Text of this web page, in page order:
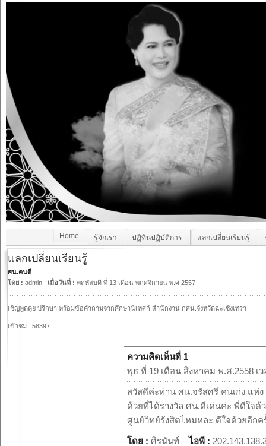
Home รู้จักเรา ปฏิทินปฏิบัติการ แลกเปลี่ยนเรียนรู้
แลกเปลี่ยนเรียนรู้
ศน.คนดี
โดย : admin เมื่อวันที่ : พฤหัสบดี ที่ 13 เดือน พฤศจิกายน พ.ศ.2557
เชิญพูดคุย ปรึกษา พร้อมข้อคำถามจากศึกษานิเทศก์ สำนักงาน กศน.จังหวัดฉะเชิงเทรา
เข้าชม : 58397
ความคิดเห็นที่ 1
พุธ ที่ 19 เดือน สิงหาคม พ.ศ.2558 เว
สวัสดีค่ะท่าน ศน.จรัสศรี คนเก่ง แห่
ด้วยที่ได้รางวัล ศน.ดีเด่นค่ะ พี่ดีใจด้
ศูนย์วิทย์รังสิตไหมหละ ดีใจด้วยอีกค
โดย : ศิรนันท์ไอพี :